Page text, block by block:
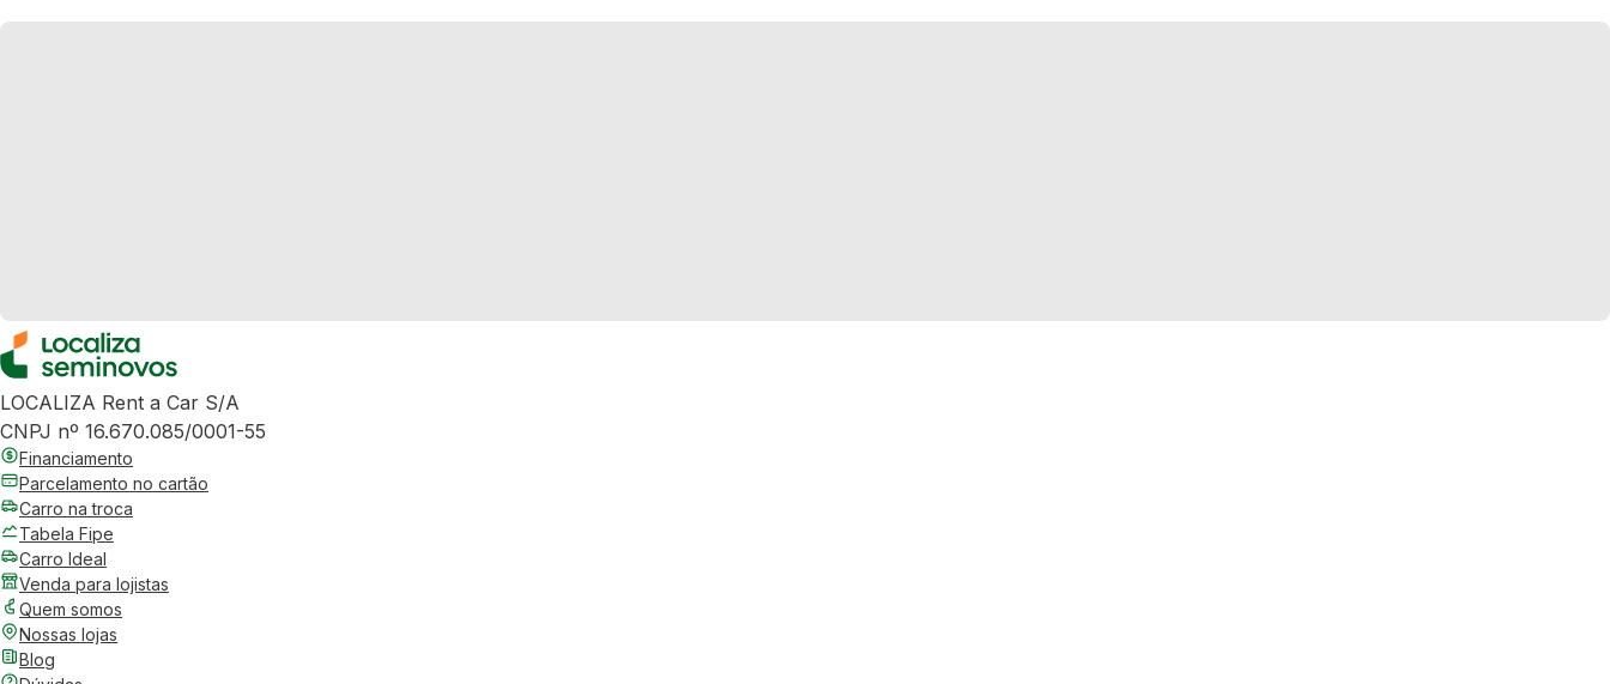
LOCALIZA Rent a Car S/A
CNPJ nº 16.670.085/0001-55
Financiamento
Parcelamento no cartão
Carro na troca
Tabela Fipe
Carro Ideal
Venda para lojistas
Quem somos
Nossas lojas
Blog